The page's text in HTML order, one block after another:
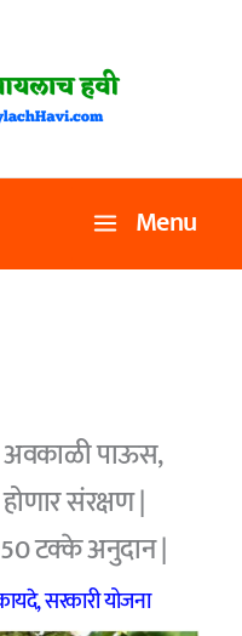
Menu
पाऊस,
होणार संरक्षण |
टक्के अनुदान |
,सरकारी योजना